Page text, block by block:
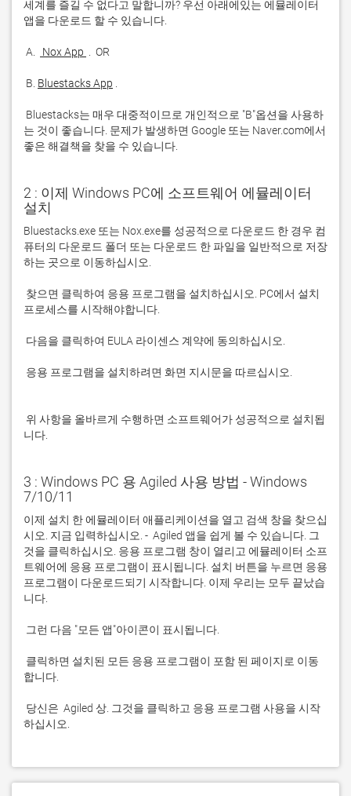
세계를 즐길 수 없다고 말합니까? 우선 아래에있는 에뮬레이터
A. Nox App
B. Bluestacks App
는 것이 좋습니다. 문제가 발생하면 Google 또는 Naver.com에서
좋은 해결책을 찾을 수 있습니다.
2 : 이제 Windows PC에 소프트웨어 에뮬레이터
설치
Bluestacks.exe 또는 Nox.exe를 성공적으로 다운로드 한 경우 컴
퓨터의 다운로드 폴더 또는 다운로드 한 파일을 일반적으로 저장
니다.
3 : Windows PC 용 Agiled 사용 방법 - Windows
7/10/11
이제 설치 한 에뮬레이터 애플리케이션을 열고 검색 창을 찾으십
시오. 지금 입력하십시오. -  Agiled 앱을 쉽게 볼 수 있습니다. 그
것을 클릭하십시오. 응용 프로그램 창이 열리고 에뮬레이터 소프
트웨어에 응용 프로그램이 표시됩니다. 설치 버튼을 누르면 응용
프로그램이 다운로드되기 시작합니다. 이제 우리는 모두 끝났습
하십시오.